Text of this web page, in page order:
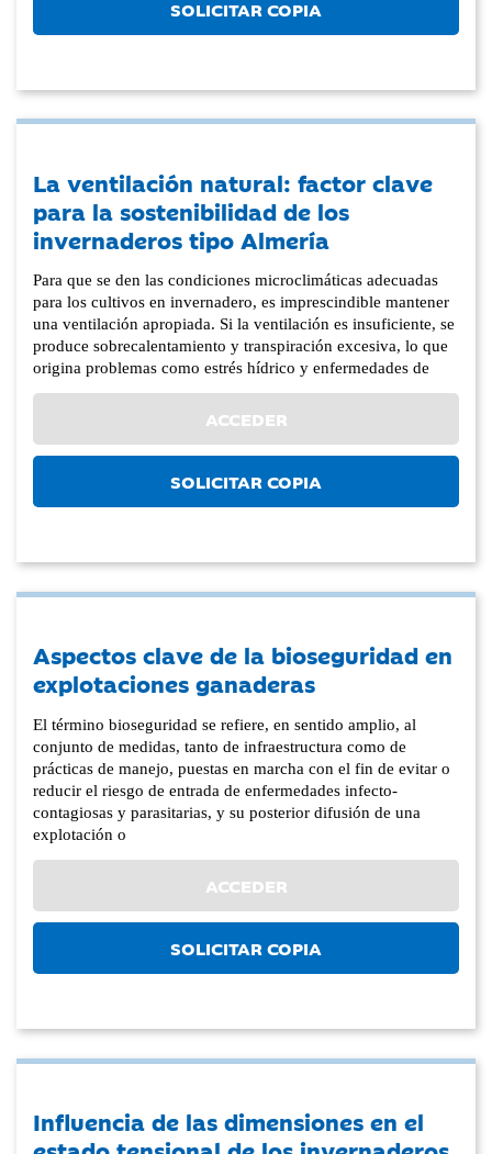
SOLICITAR COPIA
La ventilación natural: factor clave
para la sostenibilidad de los
invernaderos tipo Almería
Para que se den las condiciones microclimáticas adecuadas
para los cultivos en invernadero, es imprescindible mantener
una ventilación apropiada. Si la ventilación es insuficiente, se
produce sobrecalentamiento y transpiración excesiva, lo que
origina problemas como estrés hídrico y enfermedades de
ACCEDER
SOLICITAR COPIA
Aspectos clave de la bioseguridad en
explotaciones ganaderas
El término bioseguridad se refiere, en sentido amplio, al
conjunto de medidas, tanto de infraestructura como de
prácticas de manejo, puestas en marcha con el fin de evitar o
reducir el riesgo de entrada de enfermedades infecto-
contagiosas y parasitarias, y su posterior difusión de una
explotación o
ACCEDER
SOLICITAR COPIA
Influencia de las dimensiones en el